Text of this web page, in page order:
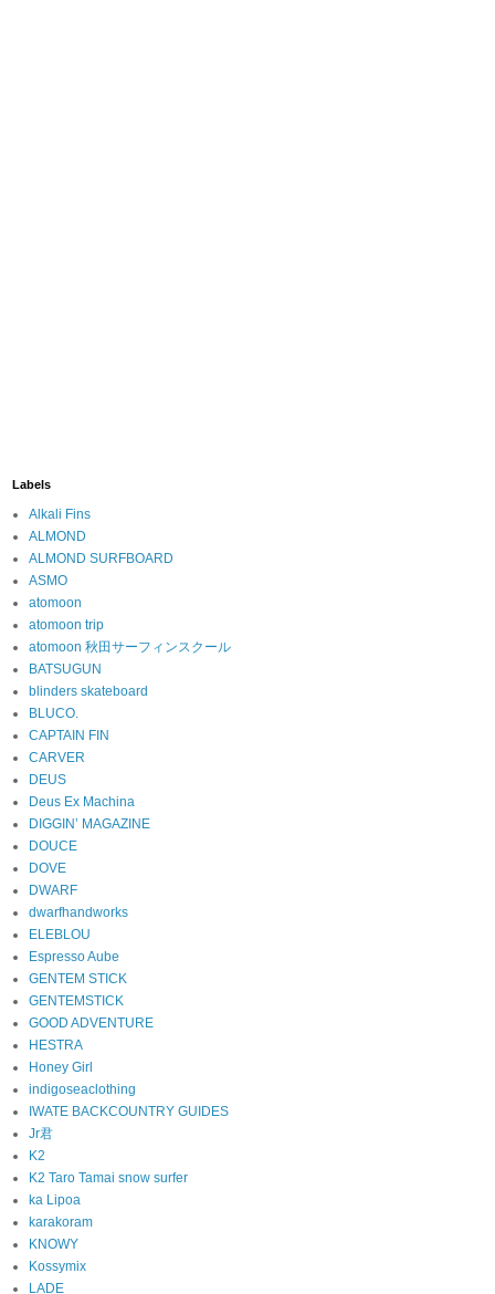
Labels
Alkali Fins
ALMOND
ALMOND SURFBOARD
ASMO
atomoon
atomoon trip
atomoon 秋田サーフィンスクール
BATSUGUN
blinders skateboard
BLUCO.
CAPTAIN FIN
CARVER
DEUS
Deus Ex Machina
DIGGIN’ MAGAZINE
DOUCE
DOVE
DWARF
dwarfhandworks
ELEBLOU
Espresso Aube
GENTEM STICK
GENTEMSTICK
GOOD ADVENTURE
HESTRA
Honey Girl
indigoseaclothing
IWATE BACKCOUNTRY GUIDES
Jr君
K2
K2 Taro Tamai snow surfer
ka Lipoa
karakoram
KNOWY
Kossymix
LADE